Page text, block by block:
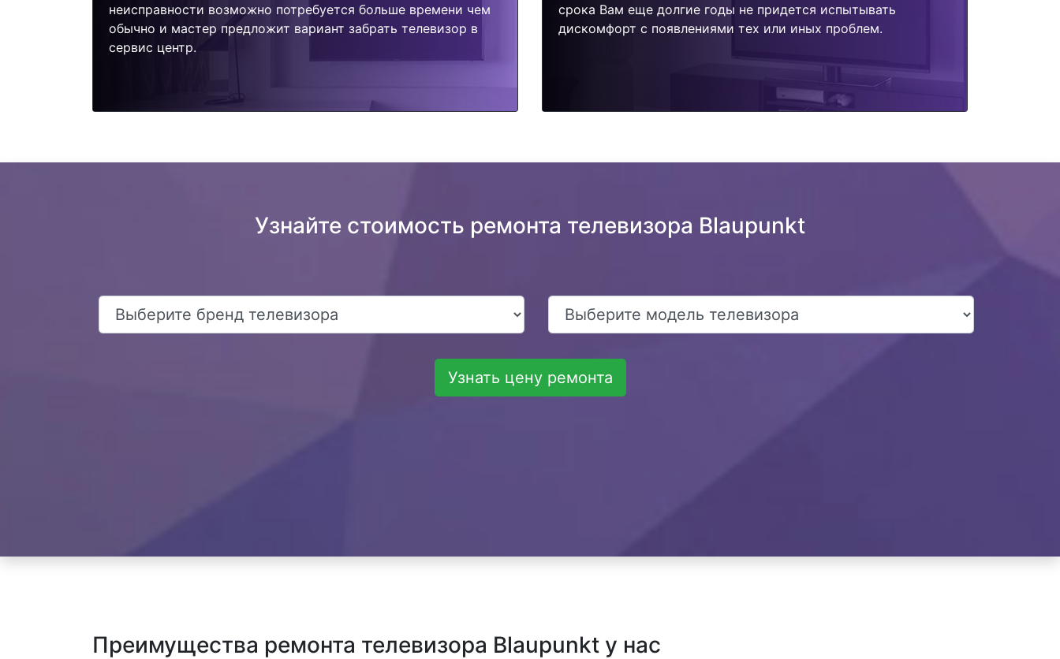
неисправности возможно потребуется больше времени чем
обычно и мастер предложит вариант забрать телевизор в
сервис центр.
срока Вам еще долгие годы не придется испытывать
дискомфорт с появлениями тех или иных проблем.
Узнайте стоимость ремонта телевизора Blaupunkt
Узнать цену ремонта
Преимущества ремонта телевизора Blaupunkt у нас